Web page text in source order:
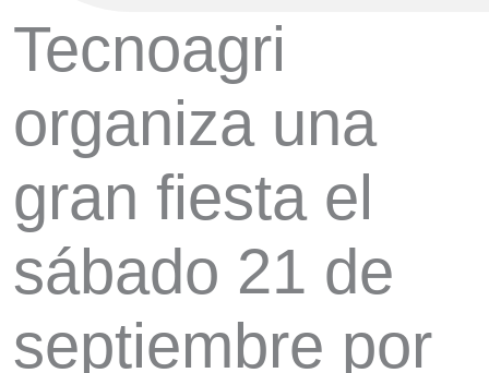
Tecnoagri
organiza una
gran fiesta el
sábado 21 de
septiembre por